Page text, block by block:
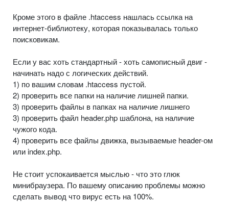
Кроме этого в файле .htaccess нашлась ссылка на
интернет-библиотеку, которая показывалась только
поисковикам.
Если у вас хоть стандартный - хоть самописный двиг -
начинать надо с логических действий.
1) по вашим словам .htaccess пустой.
2) проверить все папки на наличие лишней папки.
3) проверить файлы в папках на наличие лишнего
3) проверить файл header.php шаблона, на наличие
чужого кода.
4) проверить все файлы движка, вызываемые header-ом
или index.php.
Не стоит успокаивается мыслью - что это глюк
минибраузера. По вашему описанию проблемы можно
сделать вывод что вирус есть на 100%.